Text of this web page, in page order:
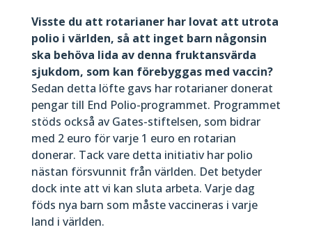
Visste du att rotarianer har lovat att utrota
polio i världen, så att inget barn någonsin
ska behöva lida av denna fruktansvärda
sjukdom, som kan förebyggas med vaccin?
Sedan detta löfte gavs har rotarianer donerat
pengar till End Polio-programmet. Programmet
stöds också av Gates-stiftelsen, som bidrar
med 2 euro för varje 1 euro en rotarian
donerar. Tack vare detta initiativ har polio
nästan försvunnit från världen. Det betyder
dock inte att vi kan sluta arbeta. Varje dag
föds nya barn som måste vaccineras i varje
land i världen.